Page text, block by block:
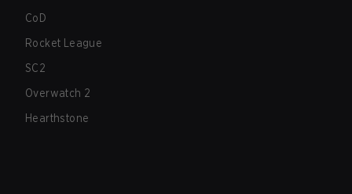
CoD
Rocket League
SC2
Overwatch 2
Hearthstone